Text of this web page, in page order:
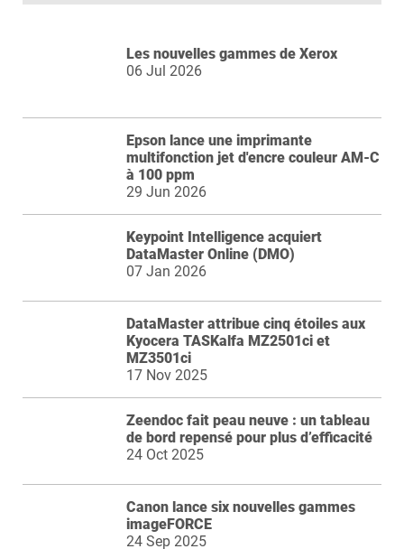
Les nouvelles gammes de Xerox
06 Jul 2026
Epson lance une imprimante
multifonction jet d'encre couleur AM-C
à 100 ppm
29 Jun 2026
Keypoint Intelligence acquiert
DataMaster Online (DMO)
07 Jan 2026
DataMaster attribue cinq étoiles aux
Kyocera TASKalfa MZ2501ci et
MZ3501ci
17 Nov 2025
Zeendoc fait peau neuve : un tableau
de bord repensé pour plus d’efficacité
24 Oct 2025
Canon lance six nouvelles gammes
imageFORCE
24 Sep 2025